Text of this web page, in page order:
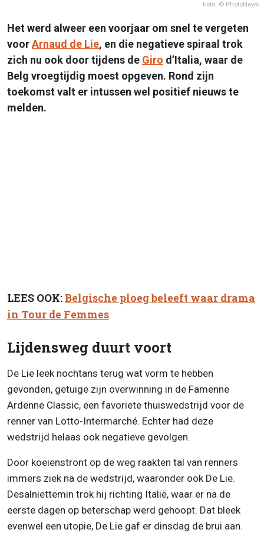
Foto: © PhotoNews
Het werd alweer een voorjaar om snel te vergeten
voorArnaud de Lie, en die negatieve spiraal trok
zich nu ook door tijdens de Giro d’Italia, waar de
Belg vroegtijdig moest opgeven. Rond zijn
toekomst valt er intussen wel positief nieuws te
melden.
LEES OOK:Belgische ploeg beleeft waar drama
in Tour de Femmes
Lijdensweg duurt voort
De Lie leek nochtans terug wat vorm te hebben
gevonden, getuige zijn overwinning in de Famenne
Ardenne Classic, een favoriete thuiswedstrijd voor de
renner van Lotto-Intermarché. Echter had deze
wedstrijd helaas ook negatieve gevolgen.
Door koeienstront op de weg raakten tal van renners
immers ziek na de wedstrijd, waaronder ook De Lie.
Desalniettemin trok hij richting Italië, waar er na de
eerste dagen op beterschap werd gehoopt. Dat bleek
evenwel een utopie, De Lie gaf er dinsdag de brui aan.